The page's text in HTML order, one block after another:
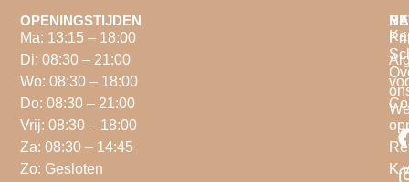
OPENINGSTIJDEN
Ma: 13:15 – 18:00
Di: 08:30 – 21:00
Wo: 08:30 – 18:00
Do: 08:30 – 21:00
Vrij: 08:30 – 18:00
Za: 08:30 – 14:45
Zo: Gesloten